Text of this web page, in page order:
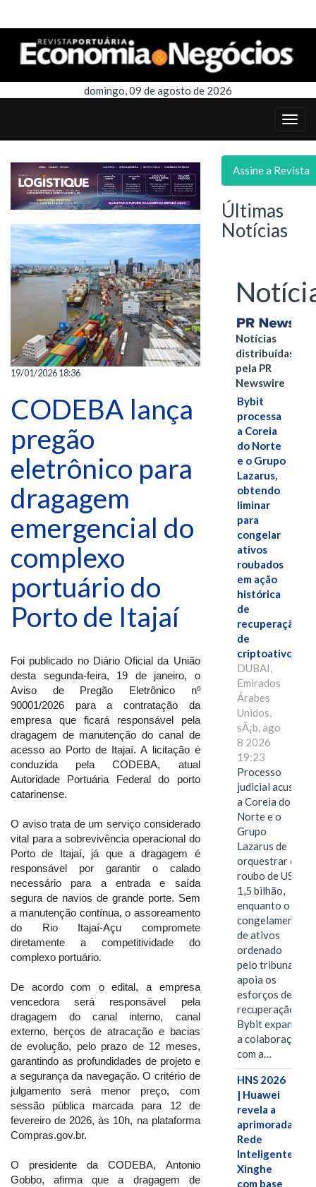
domingo, 09 de agosto de 2026
19/01/2026 18:36
CODEBA lança
pregão
eletrônico para
dragagem
emergencial do
complexo
portuário do
Porto de Itajaí
Foi publicado no Diário Oficial da União
desta segunda-feira, 19 de janeiro, o
Aviso de Pregão Eletrônico nº
90001/2026 para a contratação da
empresa que ficará responsável pela
dragagem de manutenção do canal de
acesso ao Porto de Itajaí. A licitação é
conduzida pela CODEBA, atual
Autoridade Portuária Federal do porto
catarinense.
O aviso trata de um serviço considerado
vital para a sobrevivência operacional do
Porto de Itajaí, já que a dragagem é
responsável por garantir o calado
necessário para a entrada e saída
segura de navios de grande porte. Sem
a manutenção contínua, o assoreamento
do Rio Itajaí-Açu compromete
diretamente a competitividade do
complexo portuário.
De acordo com o edital, a empresa
vencedora será responsável pela
dragagem do canal interno, canal
externo, berços de atracação e bacias
de evolução, pelo prazo de 12 meses,
garantindo as profundidades de projeto e
a segurança da navegação. O critério de
julgamento será menor preço, com
sessão pública marcada para 12 de
fevereiro de 2026, às 10h, na plataforma
Compras.gov.br.
O presidente da CODEBA, Antonio
Gobbo, afirma que a dragagem de
Assine a Revista
Últimas
Notícias
Notícias
distribuídas
pela PR
Newswire
Bybit
processa
a Coreia
do Norte
e o Grupo
Lazarus,
obtendo
liminar
para
congelar
ativos
roubados
em ação
histórica
de
recuperação
de
criptoativos
DUBAI,
Emirados
Árabes
Unidos,
sÃ¡b, ago
8 2026
19:23
Processo
judicial acusa
a Coreia do
Norte e o
Grupo
Lazarus de
orquestrar o
roubo de US$
1,5 bilhão,
enquanto o
congelamento
de ativos
ordenado
pelo tribunal
apoia os
esforços de
recuperação e
Bybit expande
a colaboração
com a…
HNS 2026
| Huawei
revela a
aprimorada
Rede
Inteligente
Xinghe
com base